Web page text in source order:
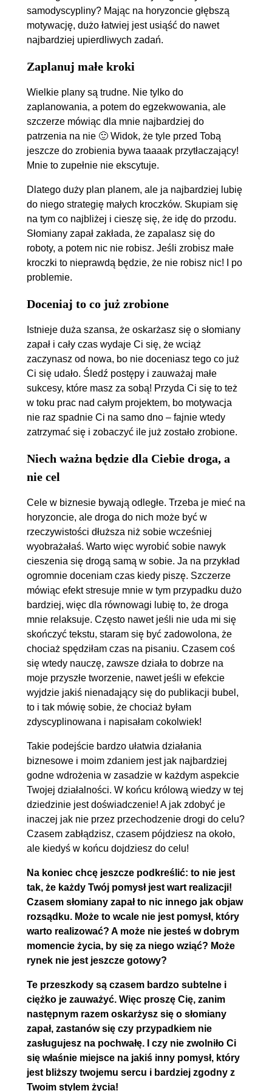
samodyscypliny? Mając na horyzoncie głębszą
motywację, dużo łatwiej jest usiąść do nawet
najbardziej upierdliwych zadań.
Zaplanuj małe kroki
Wielkie plany są trudne. Nie tylko do
zaplanowania, a potem do egzekwowania, ale
szczerze mówiąc dla mnie najbardziej do
patrzenia na nie 🙂 Widok, że tyle przed Tobą
jeszcze do zrobienia bywa taaaak przytłaczający!
Mnie to zupełnie nie ekscytuje.
Dlatego duży plan planem, ale ja najbardziej lubię
do niego strategię małych kroczków. Skupiam się
na tym co najbliżej i cieszę się, że idę do przodu.
Słomiany zapał zakłada, że zapalasz się do
roboty, a potem nic nie robisz. Jeśli zrobisz małe
kroczki to nieprawdą będzie, że nie robisz nic! I po
problemie.
Doceniaj to co już zrobione
Istnieje duża szansa, że oskarżasz się o słomiany
zapał i cały czas wydaje Ci się, że wciąż
zaczynasz od nowa, bo nie doceniasz tego co już
Ci się udało. Śledź postępy i zauważaj małe
sukcesy, które masz za sobą! Przyda Ci się to też
w toku prac nad całym projektem, bo motywacja
nie raz spadnie Ci na samo dno – fajnie wtedy
zatrzymać się i zobaczyć ile już zostało zrobione.
Niech ważna będzie dla Ciebie droga, a
nie cel
Cele w biznesie bywają odległe. Trzeba je mieć na
horyzoncie, ale droga do nich może być w
rzeczywistości dłuższa niż sobie wcześniej
wyobrażałaś. Warto więc wyrobić sobie nawyk
cieszenia się drogą samą w sobie. Ja na przykład
ogromnie doceniam czas kiedy piszę. Szczerze
mówiąc efekt stresuje mnie w tym przypadku dużo
bardziej, więc dla równowagi lubię to, że droga
mnie relaksuje. Często nawet jeśli nie uda mi się
skończyć tekstu, staram się być zadowolona, że
chociaż spędziłam czas na pisaniu. Czasem coś
się wtedy nauczę, zawsze działa to dobrze na
moje przyszłe tworzenie, nawet jeśli w efekcie
wyjdzie jakiś nienadający się do publikacji bubel,
to i tak mówię sobie, że chociaż byłam
zdyscyplinowana i napisałam cokolwiek!
Takie podejście bardzo ułatwia działania
biznesowe i moim zdaniem jest jak najbardziej
godne wdrożenia w zasadzie w każdym aspekcie
Twojej działalności. W końcu królową wiedzy w tej
dziedzinie jest doświadczenie! A jak zdobyć je
inaczej jak nie przez przechodzenie drogi do celu?
Czasem zabłądzisz, czasem pójdziesz na około,
ale kiedyś w końcu dojdziesz do celu!
Na koniec chcę jeszcze podkreślić: to nie jest
tak, że każdy Twój pomysł jest wart realizacji!
Czasem słomiany zapał to nic innego jak objaw
rozsądku. Może to wcale nie jest pomysł, który
warto realizować? A może nie jesteś w dobrym
momencie życia, by się za niego wziąć? Może
rynek nie jest jeszcze gotowy?
Te przeszkody są czasem bardzo subtelne i
ciężko je zauważyć. Więc proszę Cię, zanim
następnym razem oskarżysz się o słomiany
zapał, zastanów się czy przypadkiem nie
zasługujesz na pochwałę. I czy nie zwolniło Ci
się właśnie miejsce na jakiś inny pomysł, który
jest bliższy twojemu sercu i bardziej zgodny z
Twoim stylem życia!